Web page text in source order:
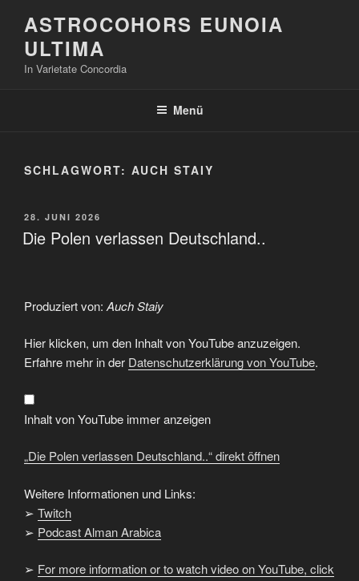
Inhalt
springen
ASTROCOHORS EUNOIA
ULTIMA
In Varietate Concordia
Menü
SCHLAGWORT: AUCH STAIY
VERÖFFENTLICHT
AM
28. JUNI 2026
Die Polen verlassen Deutschland..
Produziert von: Auch Staiy
„Die
Polen
verlassen
Deutschland..“
YouTube
anzeigen
Hier klicken, um den Inhalt von YouTube anzuzeigen.
Erfahre mehr in der Datenschutzerklärung von YouTube.
Inhalt von YouTube immer anzeigen
„Die Polen verlassen Deutschland..“ direkt öffnen
Weitere Informationen und Links:
➢ Twitch
➢ Podcast Alman Arabica
➢ For more information or to watch video on YouTube, click